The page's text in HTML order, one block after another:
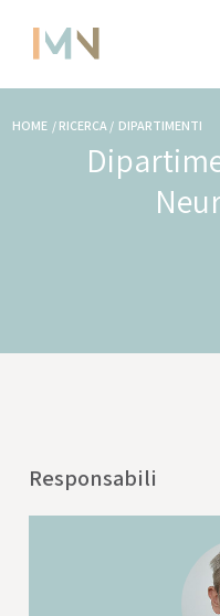
HOME / RICERCA / DIPARTIMENTI
Responsabili